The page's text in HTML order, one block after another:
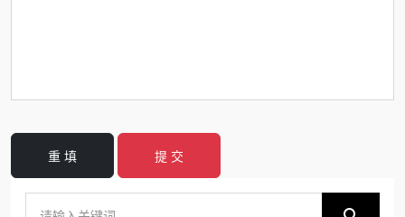
重 填 提 交